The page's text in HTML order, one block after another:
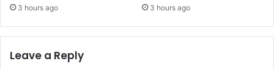
3 hours ago 3 hours ago
Leave a Reply